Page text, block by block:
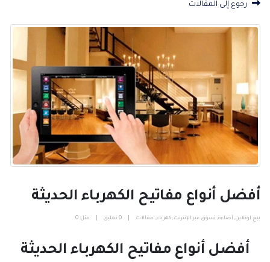
رجوع إلى المقالات
أفضل أنواع مفاتيح الكهرباء الحديثة
بيع اونلاين, أضاءة, تسوق عبر الإنترنت , كهرباء , مقالات 0 تعليق مثل: 0
أفضل أنواع مفاتيح الكهرباء الحديثة